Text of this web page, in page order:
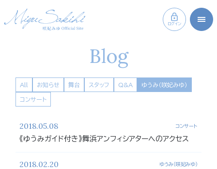
ログイン
Blog
All お知らせ 舞台 スタッフ Q&A ゆうみ（咲妃みゆ）
コンサート
2018.05.08 コンサート
《ゆうみガイド付き》舞浜アンフィシアターへのアクセス
2018.02.20 ゆうみ（咲妃みゆ）